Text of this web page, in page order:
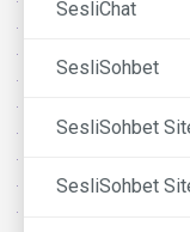
SesliChat
SesliSohbet
SesliSohbet
SesliSohbet